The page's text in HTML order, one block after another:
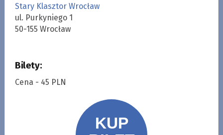
Stary Klasztor Wrocław
ul. Purkyniego 1
50-155 Wrocław
Bilety:
Cena - 45 PLN